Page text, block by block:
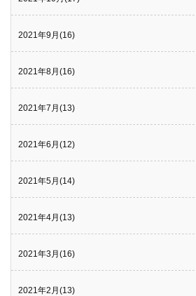
2021年9月(16)
2021年8月(16)
2021年7月(13)
2021年6月(12)
2021年5月(14)
2021年4月(13)
2021年3月(16)
2021年2月(13)